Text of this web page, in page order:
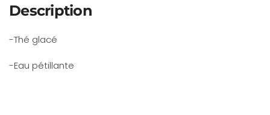
Description
-Thé glacé
-Eau pétillante